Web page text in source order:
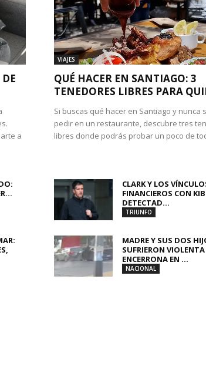
a
VIAJES
QUÉ HACER EN SANTIAGO: 3
TENEDORES LIBRES PARA
Si buscas qué hacer en Santiago y nunca
pedir en un restaurante, descubre tres
libres donde podrás probar un poco de
CLARK Y LOS
FINANCIEROS CON
DETECTAD...
TRIUNFO
MADRE Y SUS DOS
SUFRIERON VIOLENTA
ENCERRONA EN ...
NACIONAL